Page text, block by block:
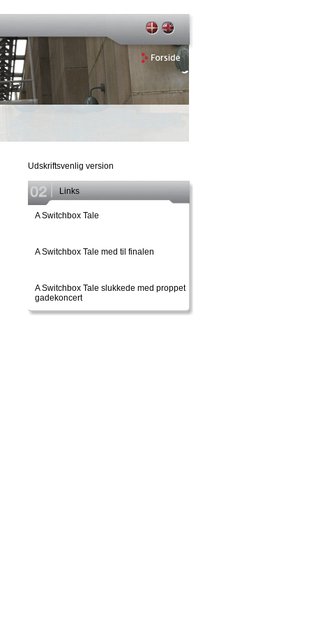
Udskriftsvenlig version
Links
A Switchbox Tale
A Switchbox Tale med til finalen
A Switchbox Tale slukkede med proppet
gadekoncert